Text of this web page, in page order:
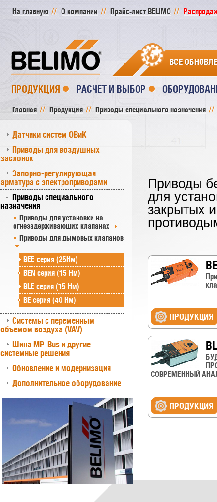
На главную О компании Прайс-лист BELIMO
ВСЕ
ПРОДУКЦИЯ РАСЧЕТ И ВЫБОР
Главная Продукция Приводы специального назначения
Датчики систем ОВиК
Приводы для воздушных
заслонок
Запорно-регулирующая
арматура с электроприводами
Приводы специального
назначения
Приводы для установки на
огнезадерживающих клапанах
Приводы для дымовых клапанов
BEE серия (25Нм)
BEN серия (15 Нм)
BLE серия (15 Нм)
BE серия (40 Нм)
Системы с переменным
объемом воздуха (VAV)
Шина MP-Bus и другие
системные решения
Обновление и модернизация
Дополнительное оборудование
Приводы
для
закрытых
ПРОДУКЦИЯ
СОВРЕМЕННЫЙ
ПРОДУКЦИЯ